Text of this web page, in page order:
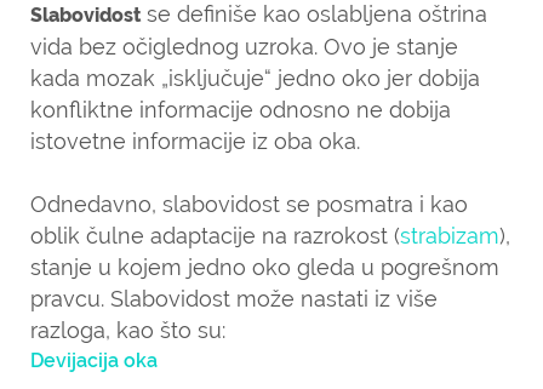
Slabovidost se definiše kao oslabljena oštrina
vida bez očiglednog uzroka. Ovo je stanje
kada mozak „isključuje“ jedno oko jer dobija
konfliktne informacije odnosno ne dobija
istovetne informacije iz oba oka.
Odnedavno, slabovidost se posmatra i kao
oblik čulne adaptacije na razrokost (strabizam),
stanje u kojem jedno oko gleda u pogrešnom
pravcu. Slabovidost može nastati iz više
razloga, kao što su:
Devijacija oka